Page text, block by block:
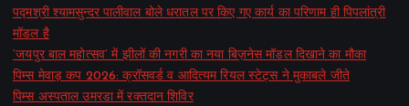
पद्मश्री श्यामसुन्दर पालीवाल बोले धरातल पर किए गए कार्य का परिणाम ही पिपलांत्री
मॉडल है
‘जयपुर बाल महोत्सव’ में झीलों की नगरी का नया बिज़नेस मॉडल दिखाने का मौका
पिम्स मेवाड़ कप 2026: क्रॉसवर्ड व आदित्यम रियल स्टेट्स ने मुकाबले जीते
पिम्स अस्पताल उमरडा में रक्तदान शिविर